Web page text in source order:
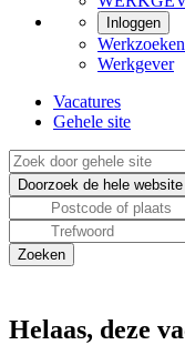
Inloggen
Werkgever
Vacatures
Gehele site
Helaas, deze